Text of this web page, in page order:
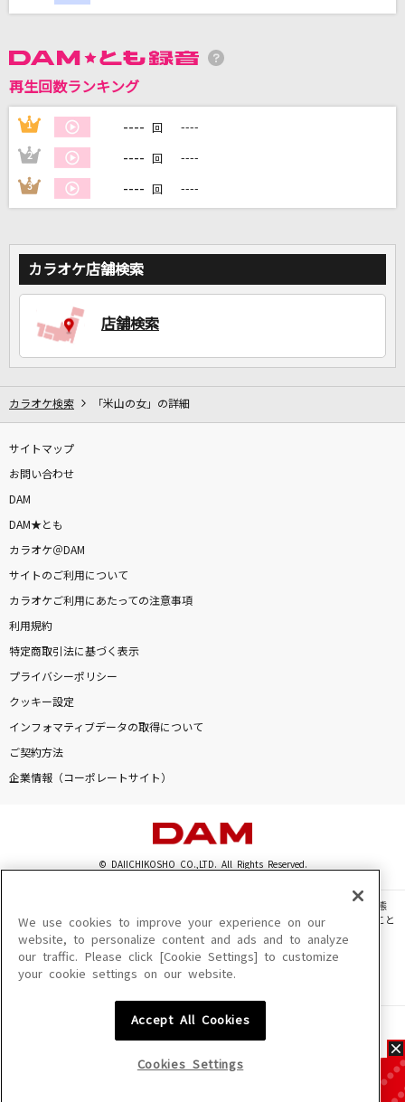
Misia
Shake It Up
SixTONES
カラオケをもっと楽しもう！
再生回数ランキング
1 ---- 回 ----
2 ---- 回 ----
3 ---- 回 ----
カラオケ店舗検索
店舗検索
カラオケ検索 「米山の女」の詳細
サイトマップ
お問い合わせ
DAM
DAM★とも
カラオケ＠DAM
サイトのご利用について
カラオケご利用にあたっての注意事項
利用規約
特定商取引法に基づく表示
プライバシーポリシー
クッキー設定
インフォマティブデータの取得について
ご契約方法
企業情報（コーポレートサイト）
© DAIICHIKOSHO CO.,LTD. All Rights Reserved.
このサイトに掲載されている一切の文章・画像・写真・動画・音声等を、手段や形態
を問わず、著作権法の定める範囲を超えて無断で複製、転載、ファイル化などすること
を禁じます。
楽曲及びコンテンツは、機種によりご利用いただけない場合があります。
楽曲及びコンテンツの配信日、配信内容が変更になる場合があります。
We use cookies to improve your experience on our
website, to personalize content and ads and to analyze
our traffic. Please click [Cookie Settings] to customize
your cookie settings on our website.
Accept All Cookies
Cookies Settings